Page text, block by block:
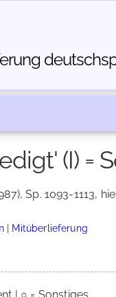
(I) =
Sp. 1093-1113,
| Mitüberlieferung